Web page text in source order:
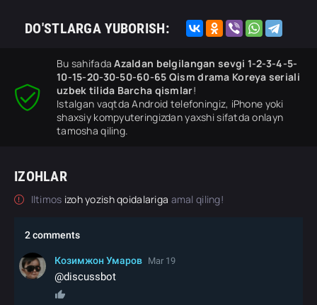
DO'STLARGA YUBORISH:
Bu sahifadaAzaldan belgilangan sevgi 1-2-3-4-5-
10-15-20-30-50-60-65 Qism drama Koreya seriali
uzbek tilida Barcha qismlar!
Istalgan vaqtda Android telefoningiz, iPhone yoki
shaxsiy kompyuteringizdan yaxshi sifatda onlayn
tamosha qiling.
IZOHLAR
Iltimos izoh yozish qoidalariga amal qiling!